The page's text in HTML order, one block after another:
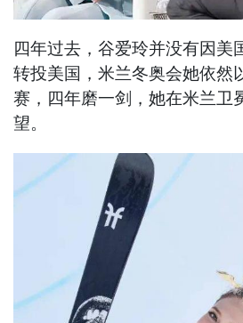
四年过去，谷爱玲并没有因美
转投美国，米兰冬奥会她依然
赛，四年磨一剑，她在米兰卫
望。